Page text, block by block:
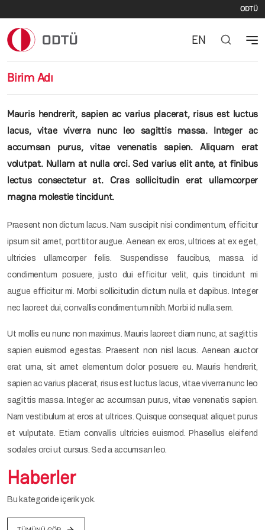
ODTÜ
Birim Adı
EN
Mauris hendrerit, sapien ac varius placerat, risus est luctus
lacus, vitae viverra nunc leo sagittis massa. Integer ac
accumsan purus, vitae venenatis sapien. Aliquam erat
volutpat. Nullam at nulla orci. Sed varius elit ante, at finibus
lectus consectetur at. Cras sollicitudin erat ullamcorper
magna molestie tincidunt.
Praesent non dictum lacus. Nam suscipit nisi condimentum, efficitur
ipsum sit amet, porttitor augue. Aenean ex eros, ultrices at ex eget,
ultricies ullamcorper felis. Suspendisse faucibus, massa id
condimentum posuere, justo dui efficitur velit, quis tincidunt mi
augue efficitur mi. Morbi sollicitudin dictum nulla et dapibus. Integer
nec laoreet dui, convallis condimentum nibh. Morbi id nulla sem.
Ut mollis eu nunc non maximus. Mauris laoreet diam nunc, at sagittis
sapien euismod egestas. Praesent non nisl lacus. Aenean auctor
erat urna, sit amet elementum dolor posuere eu. Mauris hendrerit,
sapien ac varius placerat, risus est luctus lacus, vitae viverra nunc leo
sagittis massa. Integer ac accumsan purus, vitae venenatis sapien.
Nam vestibulum at eros at ultrices. Quisque consequat aliquet purus
et vulputate. Etiam convallis ultricies euismod. Phasellus eleifend
sodales orci ut cursus. Sed a accumsan leo.
Haberler
Bu kategoride içerik yok.